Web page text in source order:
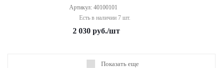
Артикул: 40100101
Есть в наличии 7 шт.
2 030 руб./шт
Показать еще